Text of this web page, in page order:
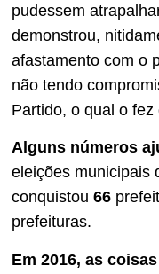
pudessem
demonstrou,
afastamento com o
não tendo
Partido, o qual o
Alguns números
eleições municipais
conquistou 66
prefeituras.
Em 2016, as